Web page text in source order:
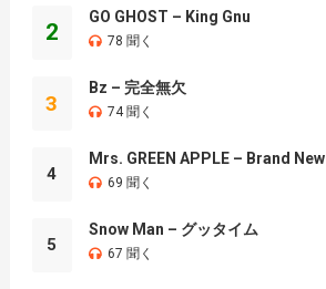
2
GO GHOST – King Gnu
78 聞く
3
Bz – 完全無欠
74 聞く
4
Mrs. GREEN APPLE – Brand New
69 聞く
5
Snow Man – グッタイム
67 聞く